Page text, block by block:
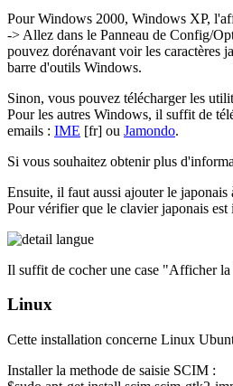
Pour Windows 2000, Windows XP,
-> Allez dans le Panneau de Config/
pouvez dorénavant voir les caractères
barre d'outils Windows.
Sinon, vous pouvez télécharger les
Pour les autres Windows, il suffit de
emails : IME [fr] ou Jamondo.
Si vous souhaitez obtenir plus
Ensuite, il faut aussi ajouter le
Pour vérifier que le clavier japonais
Il suffit de cocher une case "Afficher la
Linux
Cette installation concerne Linux
Installer la methode de saisie SCIM :